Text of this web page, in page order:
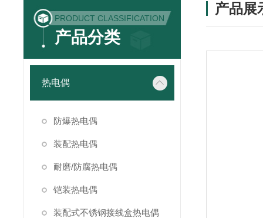
PRODUCT CLASSIFICATION
产品分类
热电偶
防爆热电偶
装配热电偶
耐磨/防腐热电偶
铠装热电偶
装配式不锈钢接线盒热电偶
产品展